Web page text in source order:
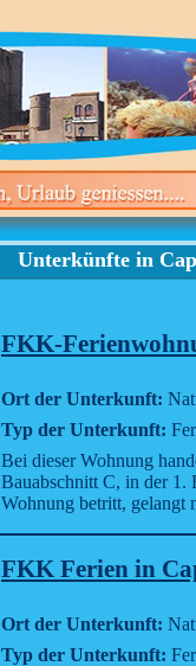
Unterkünfte in
FKK-
Ort der Unterkunft:
Typ der Unterkunft:
Bei dieser Wohnung
Bauabschnitt C, in der 1.
Wohnung betritt, gelangt
FKK Ferien in
Ort der Unterkunft:
Typ der Unterkunft: